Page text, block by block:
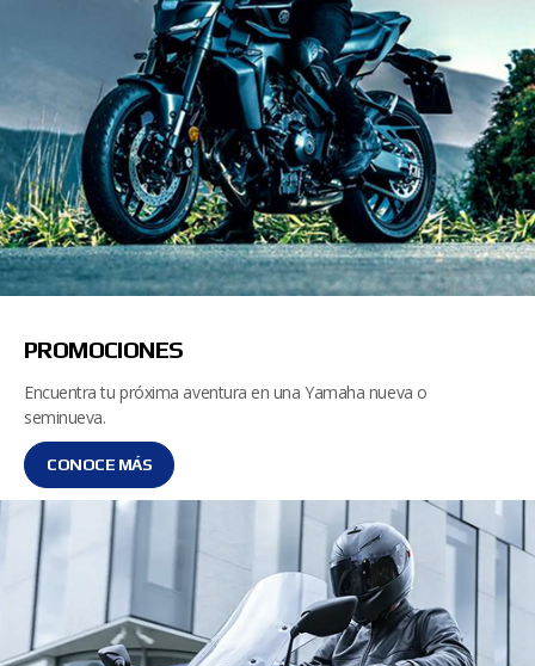
PROMOCIONES
Encuentra tu próxima aventura en una Yamaha nueva o
seminueva.
CONOCE MÁS